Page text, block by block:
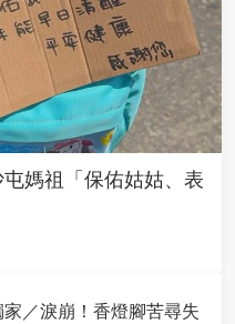
媽祖「保佑姑姑、表
家／淚崩！香燈腳苦尋失